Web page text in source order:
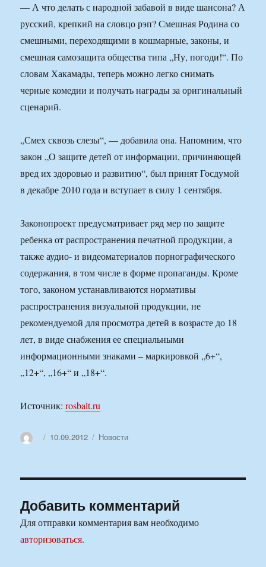
— А что делать с народной забавой в виде шансона? А
русский, крепкий на словцо рэп? Смешная Родина со
смешными, переходящими в кошмарные, законы, и
смешная самозащита общества типа „Ну, погоди!“. По
словам Хакамады, теперь можно легко снимать
черные комедии и получать награды за оригинальный
сценарий.
„Смех сквозь слезы“, — добавила она. Напомним, что
закон „О защите детей от информации, причиняющей
вред их здоровью и развитию“, был принят Госдумой
в декабре 2010 года и вступает в силу 1 сентября.
Законопроект предусматривает ряд мер по защите
ребенка от распространения печатной продукции, а
также аудио- и видеоматериалов порнографического
содержания, в том числе в форме пропаганды. Кроме
того, законом устанавливаются нормативы
распространения визуальной продукции, не
рекомендуемой для просмотра детей в возрасте до 18
лет, в виде снабжения ее специальными
информационными знаками – маркировкой „6+“,
„12+“, „16+“ и „18+“.
Источник:rosbalt.ru
АвторОпубликовано
10.09.2012 Рубрики
Новости
Добавить комментарий
Для отправки комментария вам необходимо
авторизоваться.